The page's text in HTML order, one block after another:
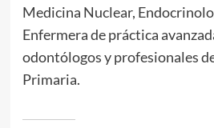
Medicina Nuclear,
Enfermera de práctica
odontólogos y profesionales
Primaria.